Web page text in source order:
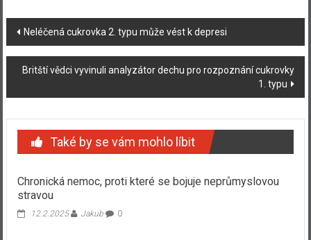
Navigace
příspěvku
Neléčená cukrovka 2. typu může vést k depresi
Britští vědci vyvinuli analyzátor dechu pro rozpoznání cukrovky
1. typu
Také by se vám mohlo líbit
Chronická nemoc, proti které se bojuje neprůmyslovou
stravou
12.2.2025 Jakub 0